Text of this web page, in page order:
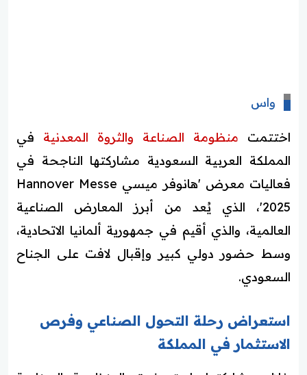
واس
اختتمت منظومة الصناعة والثروة المعدنية في
المملكة العربية السعودية مشاركتها الناجحة في
فعاليات معرض 'هانوفر ميسي Hannover Messe
2025'، الذي يُعد من أبرز المعارض الصناعية
العالمية، والذي أقيم في جمهورية ألمانيا الاتحادية،
وسط حضور دولي كبير وإقبال لافت على الجناح
السعودي.
استعراض رحلة التحول الصناعي وفرص
الاستثمار في المملكة